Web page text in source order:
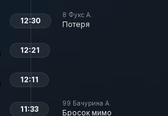
8 Фукс А.
Потеря
12:30
12:21
12:11
99 Бачурина А.
Бросок мимо
11:33